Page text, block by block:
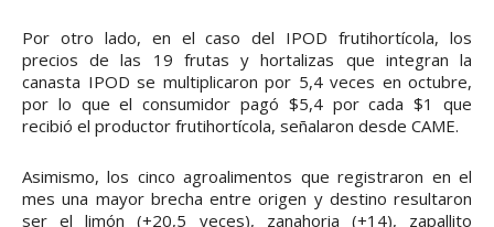
Por otro lado, en el caso del IPOD frutihortícola, los
precios de las 19 frutas y hortalizas que integran la
canasta IPOD se multiplicaron por 5,4 veces en octubre,
por lo que el consumidor pagó $5,4 por cada $1 que
recibió el productor frutihortícola, señalaron desde CAME.
Asimismo, los cinco agroalimentos que registraron en el
mes una mayor brecha entre origen y destino resultaron
ser el limón (+20,5 veces), zanahoria (+14), zapallito